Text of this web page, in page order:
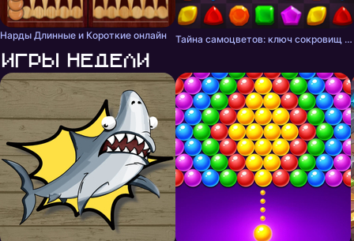
Нарды Длинные и Короткие онлайн Тайна самоцветов: ключ сокровищ - три в ряд
Игры недели